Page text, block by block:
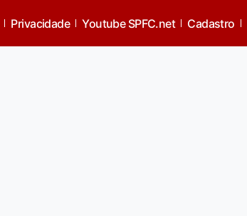
Privacidade Youtube SPFC.net Cadastro